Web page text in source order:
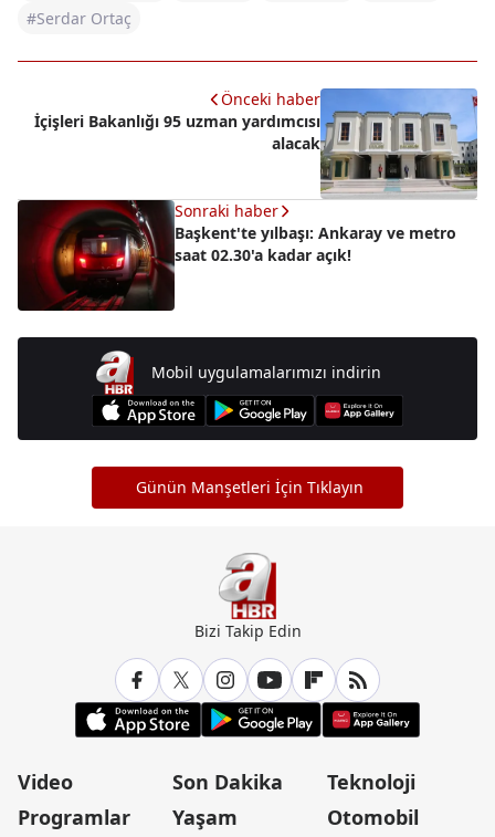
#Serdar Ortaç
Önceki haber
İçişleri Bakanlığı 95 uzman yardımcısı
alacak
Sonraki haber
Başkent'te yılbaşı: Ankaray ve metro
saat 02.30'a kadar açık!
Mobil uygulamalarımızı indirin
Günün Manşetleri İçin Tıklayın
Bizi Takip Edin
Video
Programlar
Son Dakika
Yaşam
Teknoloji
Otomobil